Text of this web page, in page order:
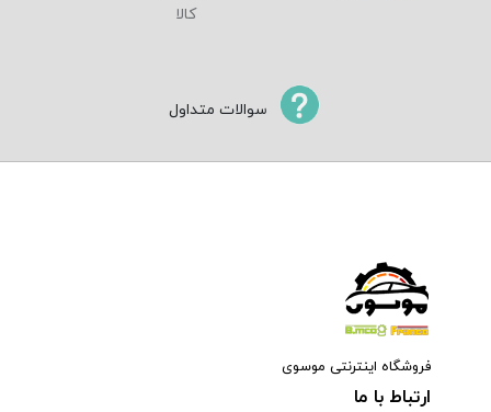
سوالات متداول
فروشگاه اینترنتی موسوی
ارتباط با ما